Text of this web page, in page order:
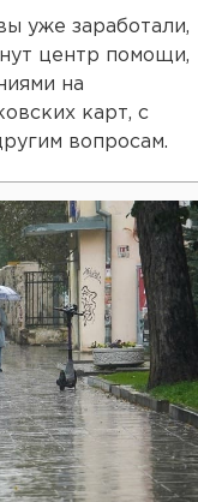
уже заработали,
центр помощи,
на
карт, с
вопросам.